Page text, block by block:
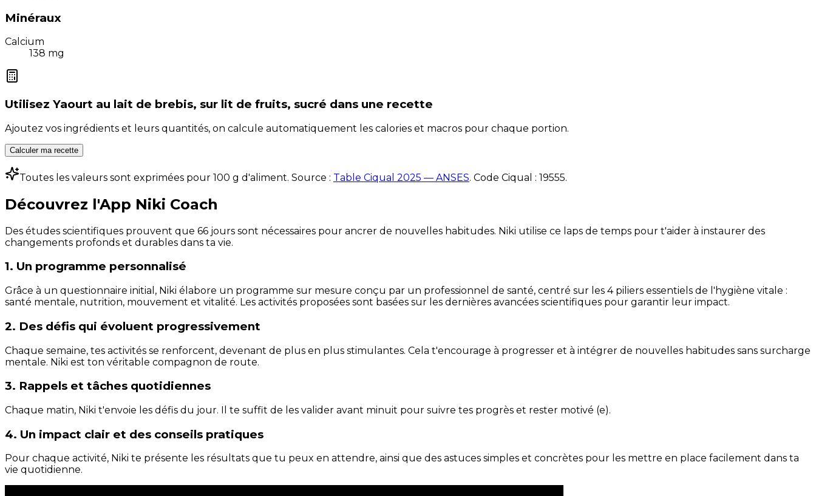
Minéraux
Calcium
138 mg
Utilisez Yaourt au lait de brebis, sur lit de fruits, sucré dans une recette
Ajoutez vos ingrédients et leurs quantités, on calcule automatiquement les calories et macros pour chaque portion.
Calculer ma recette
Toutes les valeurs sont exprimées pour 100 g d'aliment. Source : Table Ciqual 2025 — ANSES. Code Ciqual : 19555.
Découvrez l'App Niki Coach
Des études scientifiques prouvent que 66 jours sont nécessaires pour ancrer de nouvelles habitudes. Niki utilise ce laps de temps pour t'aider à instaurer des
changements profonds et durables dans ta vie.
1. Un programme personnalisé
Grâce à un questionnaire initial, Niki élabore un programme sur mesure conçu par un professionnel de santé, centré sur les 4 piliers essentiels de l'hygiène vitale :
santé mentale, nutrition, mouvement et vitalité. Les activités proposées sont basées sur les dernières avancées scientifiques pour garantir leur impact.
2. Des défis qui évoluent progressivement
Chaque semaine, tes activités se renforcent, devenant de plus en plus stimulantes. Cela t'encourage à progresser et à intégrer de nouvelles habitudes sans surcharge
mentale. Niki est ton véritable compagnon de route.
3. Rappels et tâches quotidiennes
Chaque matin, Niki t'envoie les défis du jour. Il te suffit de les valider avant minuit pour suivre tes progrès et rester motivé (e).
4. Un impact clair et des conseils pratiques
Pour chaque activité, Niki te présente les résultats que tu peux en attendre, ainsi que des astuces simples et concrètes pour les mettre en place facilement dans ta
vie quotidienne.